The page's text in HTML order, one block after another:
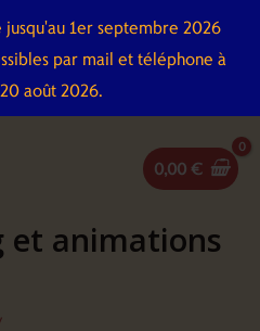
1er septembre 2026
par mail et téléphone à
août 2026.
0,00 €
et animations